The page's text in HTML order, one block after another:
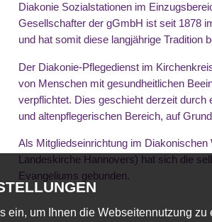
Diakonie Sozialstationen im
Gesellschafter der gGmbH ist seit 1878
und hat somit diese langjährige Tradition
Der Diakonie-Pflegedienst im
von Menschen mit gesundheitlichen
verpflichtet. Dies geschieht derzeit durch
und altenpflegerischen Bereich, auf
Als Mitgliedseinrichtung im
Landeskirche Hannovers) hat sich die
Evangeliums gebunden.
ein, um Ihnen die Webseitennutzung zu